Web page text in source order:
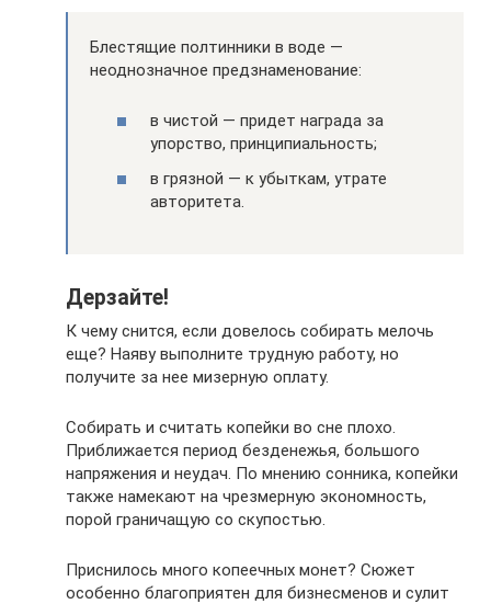
Блестящие полтинники в воде —
неоднозначное предзнаменование:
в чистой — придет награда за
упорство, принципиальность;
в грязной — к убыткам, утрате
авторитета.
Дерзайте!
К чему снится, если довелось собирать мелочь
еще? Наяву выполните трудную работу, но
получите за нее мизерную оплату.
Собирать и считать копейки во сне плохо.
Приближается период безденежья, большого
напряжения и неудач. По мнению сонника, копейки
также намекают на чрезмерную экономность,
порой граничащую со скупостью.
Приснилось много копеечных монет? Сюжет
особенно благоприятен для бизнесменов и сулит